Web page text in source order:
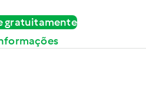
gratuitamente